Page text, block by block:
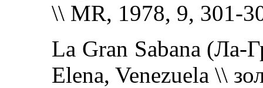
\\ MR, 1978, 9, 301-
La Gran Sabana (Ла-
Elena, Venezuela \\